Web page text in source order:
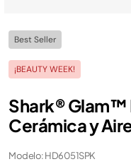
Best Seller
¡BEAUTY WEEK!
Shark® Glam™
Cerámica y
Modelo: HD6051SPK